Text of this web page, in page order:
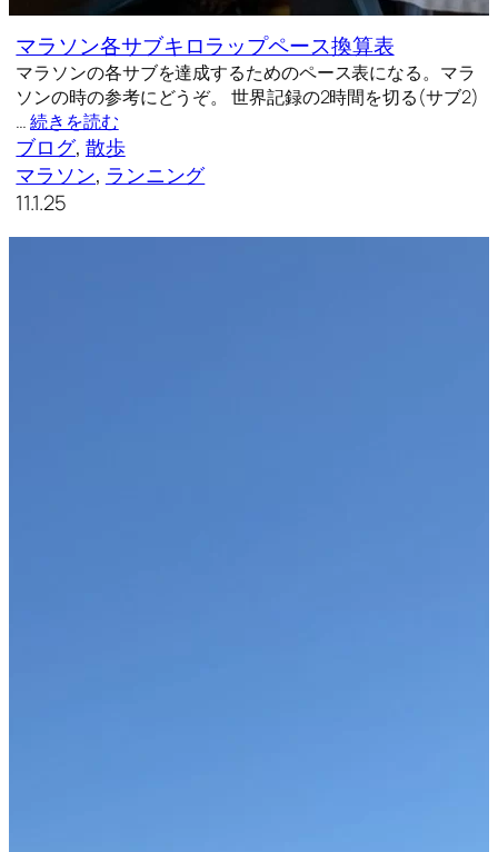
マラソン各サブキロラップペース換算表
マラソンの各サブを達成するためのペース表になる。マラ
ソンの時の参考にどうぞ。 世界記録の2時間を切る(サブ2)
…続きを読む
ブログ, 散歩
マラソン, ランニング
11.1.25